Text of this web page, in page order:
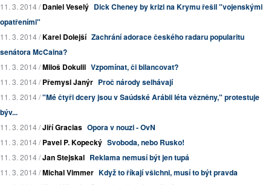
11. 3. 2014 /Daniel Veselý Dick Cheney by krizi na Krymu řešil "vojenskými
opatřeními"
11. 3. 2014 /Karel Dolejší Zachrání adorace českého radaru popularitu
senátora McCaina?
11. 3. 2014 /Miloš Dokulil Vzpomínat, či bilancovat?
11. 3. 2014 /Přemysl Janýr Proč národy selhávají
11. 3. 2014 /"Mé čtyři dcery jsou v Saúdské Arábii léta vězněny," protestuje
býv...
11. 3. 2014 /Jiří Gracias Opora v nouzi - OvN
11. 3. 2014 /Pavel P. Kopecký Svoboda, nebo Rusko!
11. 3. 2014 /Jan Stejskal Reklama nemusí být jen tupá
11. 3. 2014 /Michal Vimmer Když to říkají všichni, musí to být pravda